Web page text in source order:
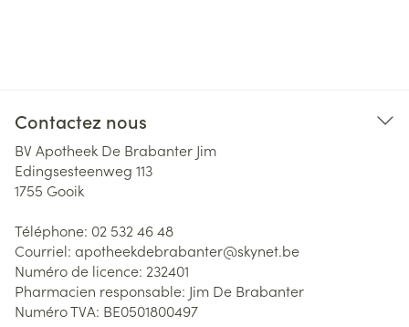
Contactez nous
BV Apotheek De Brabanter Jim
Edingsesteenweg 113
1755 Gooik
Téléphone: 02 532 46 48
Courriel: apotheekdebrabanter@skynet.be
Numéro de licence: 232401
Pharmacien responsable: Jim De Brabanter
Numéro TVA: BE0501800497